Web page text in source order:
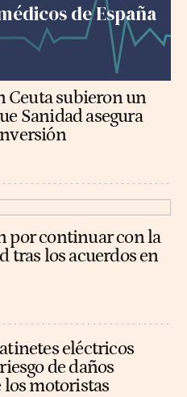
de España
Ceuta subieron un
Sanidad asegura
por continuar con la
tras los acuerdos en
eléctricos
de daños
los motoristas